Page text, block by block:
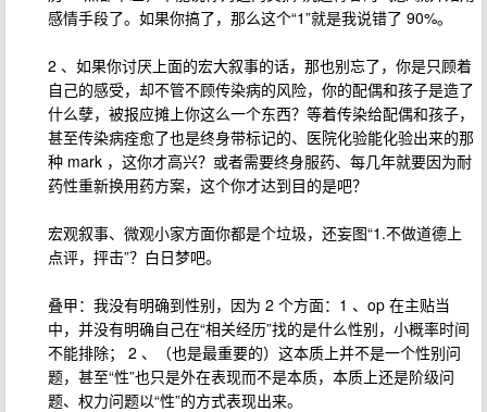
感情手段了。如果你搞了，那么这个“1”就是我说错了 90%。
2 、如果你讨厌上面的宏大叙事的话，那也别忘了，你是只顾着
自己的感受，却不管不顾传染病的风险，你的配偶和孩子是造了
什么孽，被报应摊上你这么一个东西？等着传染给配偶和孩子，
甚至传染病痊愈了也是终身带标记的、医院化验能化验出来的那
种 mark ，这你才高兴？或者需要终身服药、每几年就要因为耐
药性重新换用药方案，这个你才达到目的是吧？
宏观叙事、微观小家方面你都是个垃圾，还妄图“1.不做道德上
点评，抨击”？白日梦吧。
叠甲：我没有明确到性别，因为 2 个方面：1 、op 在主贴当
中，并没有明确自己在“相关经历”找的是什么性别，小概率时间
不能排除； 2 、（也是最重要的）这本质上并不是一个性别问
题，甚至“性”也只是外在表现而不是本质，本质上还是阶级问
题、权力问题以“性”的方式表现出来。